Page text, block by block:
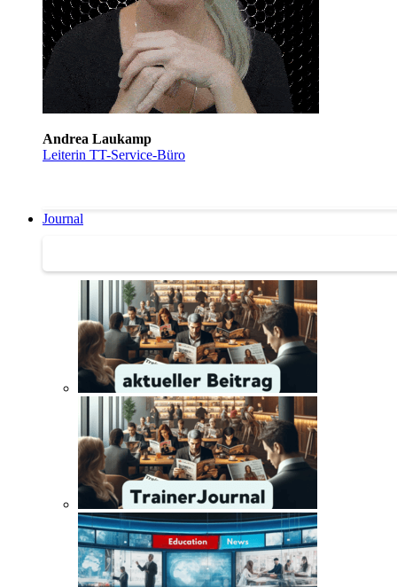
Andrea Laukamp
Leiterin TT-Service-Büro
Journal